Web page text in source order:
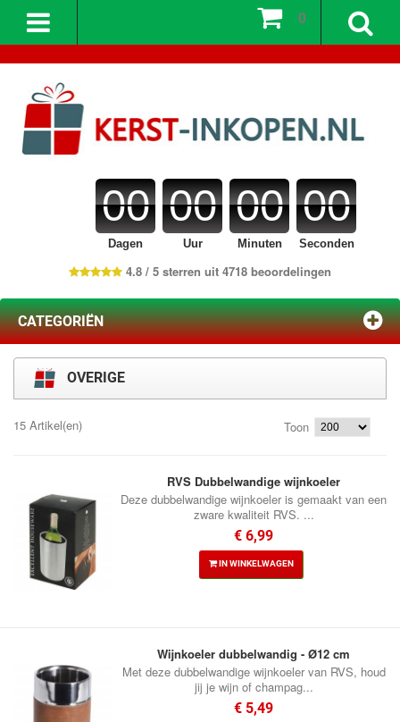
00
Dagen
00
Uur
00
Minuten
00
Seconden
4.8 / 5 sterren uit 4718 beoordelingen
0
CATEGORIËN
OVERIGE
15 Artikel(en) Toon
RVS Dubbelwandige wijnkoeler
Deze dubbelwandige wijnkoeler is gemaakt van een
zware kwaliteit RVS. ...
€ 6,99
IN WINKELWAGEN
Wijnkoeler dubbelwandig - Ø12 cm
Met deze dubbelwandige wijnkoeler van RVS, houd
jij je wijn of champag...
€ 5,49